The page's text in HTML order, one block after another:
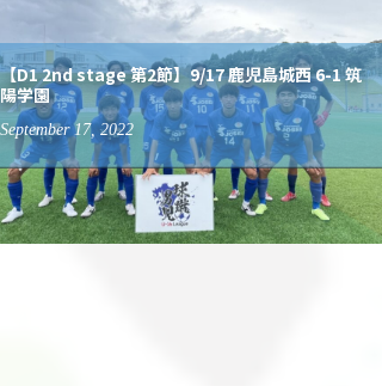
【D1 2nd stage 第2節】9/17 鹿児島城西 6-1 筑
陽学園
September 17, 2022